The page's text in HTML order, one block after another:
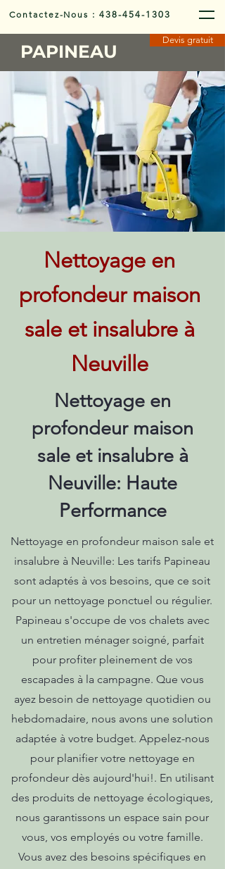
Contactez-Nous :438-454-1303
PAPINEAU
Devis gratuit
Nettoyage en
profondeur maison
sale et insalubre à
Neuville
Nettoyage en
profondeur maison
sale et insalubre à
Neuville: Haute
Performance
Nettoyage en profondeur maison sale et
insalubre à Neuville: Les tarifs Papineau
sont adaptés à vos besoins, que ce soit
pour un nettoyage ponctuel ou régulier.
Papineau s'occupe de vos chalets avec
un entretien ménager soigné, parfait
pour profiter pleinement de vos
escapades à la campagne. Que vous
ayez besoin de nettoyage quotidien ou
hebdomadaire, nous avons une solution
adaptée à votre budget. Appelez-nous
pour planifier votre nettoyage en
profondeur dès aujourd'hui!. En utilisant
des produits de nettoyage écologiques,
nous garantissons un espace sain pour
vous, vos employés ou votre famille.
Vous avez des besoins spécifiques en